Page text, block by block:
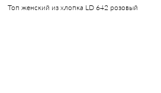
Топ женский из хлопка LD 642 розовый